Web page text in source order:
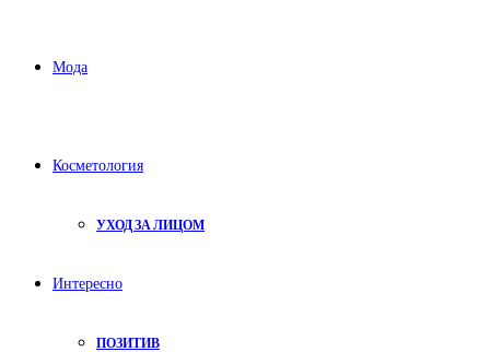
Мода
Косметология
УХОД ЗА ЛИЦОМ
Интересно
ПОЗИТИВ